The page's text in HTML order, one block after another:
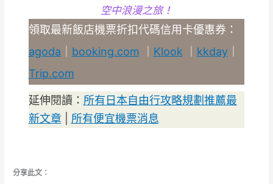
空中浪漫之旅！
領取最新飯店機票折扣代碼信用卡優惠券：
agoda
booking.com Klook kkday｜
Trip.com
延伸閱讀： 所有日本自由行攻略規劃推薦最
新文章| 所有便宜機票消息
分享此文：